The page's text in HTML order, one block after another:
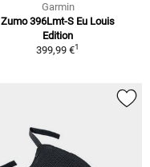
Garmin
Zumo 396Lmt-S Eu Louis
Edition
399,99 €1